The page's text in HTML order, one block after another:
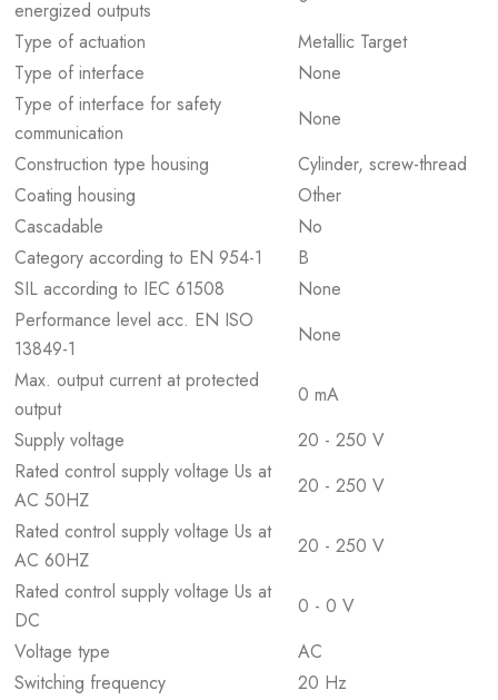
energized outputs
Type of actuation
Metallic Target
Type of interface
None
Type of interface for safety
communication
None
Construction type housing
Cylinder, screw-thread
Coating housing
Other
Cascadable
No
Category according to EN 954-1
B
SIL according to IEC 61508
None
Performance level acc. EN ISO
13849-1
None
Max. output current at protected
output
0 mA
Supply voltage
20 - 250 V
Rated control supply voltage Us at
AC 50HZ
20 - 250 V
Rated control supply voltage Us at
AC 60HZ
20 - 250 V
Rated control supply voltage Us at
DC
0 - 0 V
Voltage type
AC
Switching frequency
20 Hz